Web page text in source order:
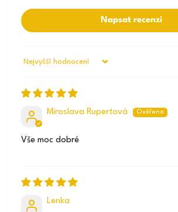
Napsat recenzi
Sort by
Miroslava Rupertová
Vše moc dobré
Lenka